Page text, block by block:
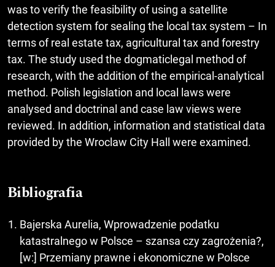
was to verify the feasibility of using a satellite
detection system for sealing the local tax system – In
terms of real estate tax, agricultural tax and forestry
tax. The study used the dogmaticlegal method of
research, with the addition of the empirical-analytical
method. Polish legislation and local laws were
analysed and doctrinal and case law views were
reviewed. In addition, information and statistical data
provided by the Wroclaw City Hall were examined.
Bibliografia
Bajerska Aurelia, Wprowadzenie podatku
katastralnego w Polsce – szansa czy zagrożenia?,
[w:] Przemiany prawne i ekonomiczne w Polsce